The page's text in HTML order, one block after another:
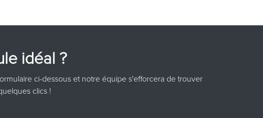
idéal ?
ci-dessous et notre équipe s'efforcera de trouver
clics !